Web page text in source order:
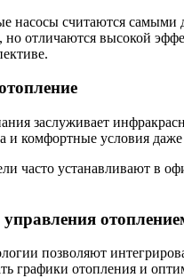
насосы считаются самыми
но отличаются высокой
заслуживает
и комфортные условия
часто устанавливают в
позволяют
графики отопления и